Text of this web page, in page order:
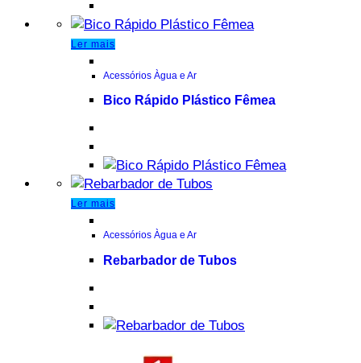
Ler mais
Acessórios Àgua e Ar
Bico Rápido Plástico Fêmea
Ler mais
Acessórios Àgua e Ar
Rebarbador de Tubos